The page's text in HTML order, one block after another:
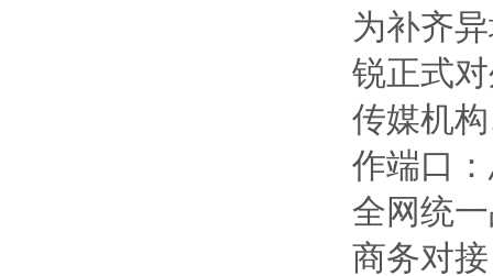
为补齐
锐正式
传媒机
作端口
全网统
商务对